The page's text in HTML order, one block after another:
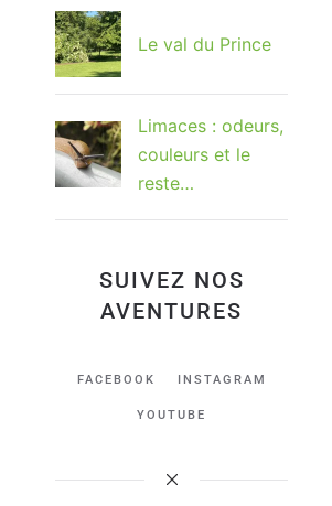
Le val du Prince
Limaces : odeurs,
couleurs et le
reste…
SUIVEZ NOS
AVENTURES
FACEBOOK INSTAGRAM
YOUTUBE